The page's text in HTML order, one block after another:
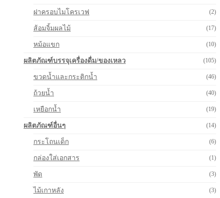
ฝาครอบไมโครเวฟ (2)
ส้อมจิ้มผลไม้ (17)
หม้อแขก (10)
ผลิตภัณฑ์บรรจุเครื่องดื่ม/ของเหลว (105)
ขวดน้ำและกระติกน้ำ (46)
ถ้วยน้ำ (40)
เหยือกน้ำ (19)
ผลิตภัณฑ์อื่นๆ (14)
กระโถนเด็ก (6)
กล่องใส่เอกสาร (1)
พัด (3)
ไม้เกาหลัง (3)